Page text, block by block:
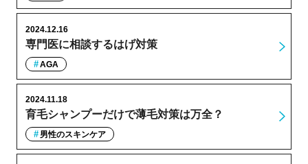
専門医に相談するはげ対策
2024.12.16
AGA
育毛シャンプーだけで薄毛対策は万全？
2024.11.18
男性のスキンケア